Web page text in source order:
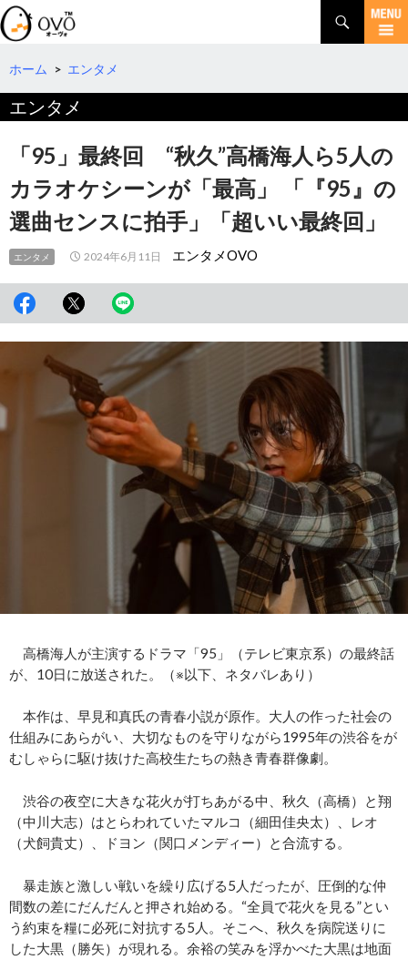
検
索
コ
テ
へ
ホーム > エンタメ
エンタメ
「95」最終回 “秋久”高橋海人ら5人の
カラオケシーンが「最高」 「『95』の
選曲センスに拍手」「超いい最終回」
エンタメ 2024年6月11日 エンタメOVO
高橋海人が主演するドラマ「95」（テレビ東京系）の最終話
が、10日に放送された。（※以下、ネタバレあり）
本作は、早見和真氏の青春小説が原作。大人の作った社会の
仕組みにあらがい、大切なものを守りながら1995年の渋谷をが
むしゃらに駆け抜けた高校生たちの熱き青春群像劇。
渋谷の夜空に大きな花火が打ちあがる中、秋久（高橋）と翔
（中川大志）はとらわれていたマルコ（細田佳央太）、レオ
（犬飼貴丈）、ドヨン（関口メンディー）と合流する。
暴走族と激しい戦いを繰り広げる5人だったが、圧倒的な仲
間数の差にだんだんと押され始める。“全員で花火を見る”とい
う約束を糧に必死に対抗する5人。そこへ、秋久を病院送りに
した大黒（勝矢）が現れる。余裕の笑みを浮かべた大黒は地面